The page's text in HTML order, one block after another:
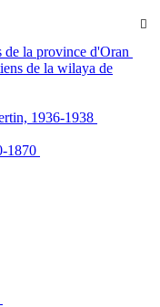

de la province d'Oran
de la wilaya de
1936-1938
1870